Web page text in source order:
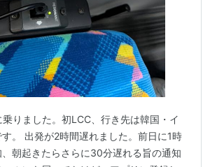
乗りました。初LCC、行き先は韓国・イ
。 出発が2時間遅れました。前日に1時
朝起きたらさらに30分遅れる旨の通知